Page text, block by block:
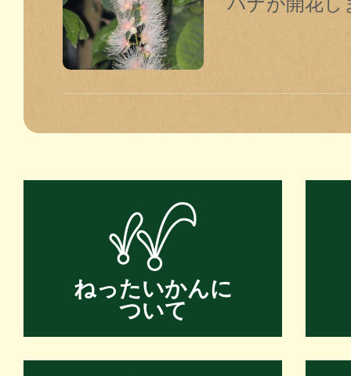
ねったいかんに
ついて